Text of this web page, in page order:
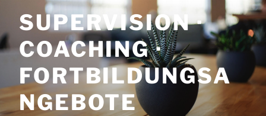
Inhalt
springenSUPERVISION ·
COACHING ·
FORTBILDUNGSA
NGEBOTE